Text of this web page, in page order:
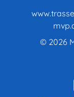
© 2026